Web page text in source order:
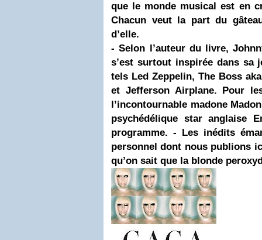
que le monde musical est en
Chacun veut la part du
d’elle.
-Selon l’auteur du livre,
s’est surtout inspirée dans sa
tels Led Zeppelin, The Boss
et Jefferson Airplane. Pour
l’incontournable madone
psychédélique star anglaise
programme. - Les inédits
personnel dont nous publions
qu’on sait que la blonde